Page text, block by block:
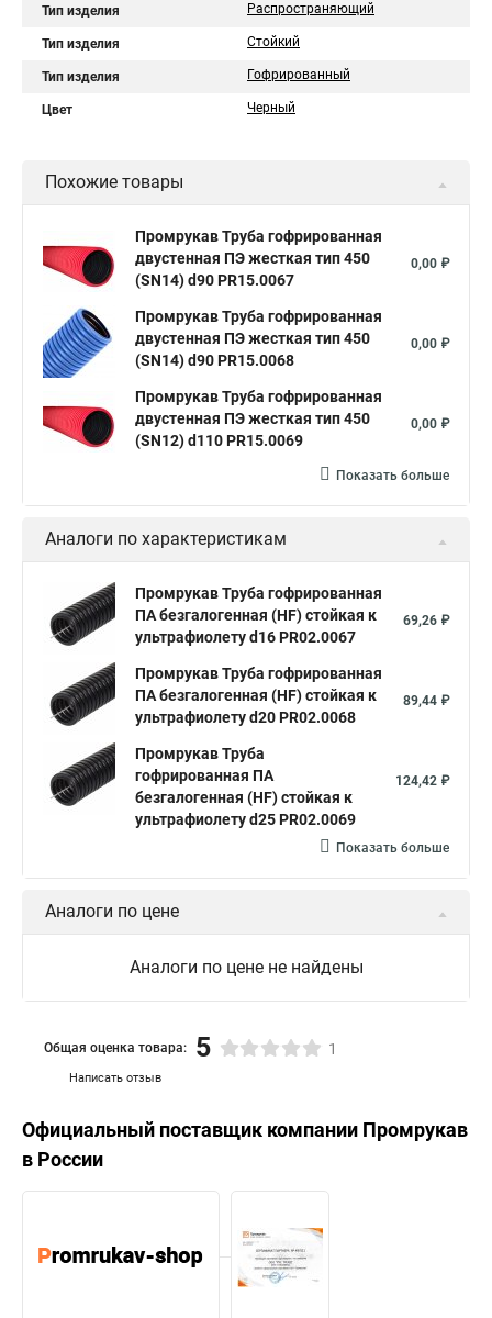
Тип изделия Распространяющий
Тип изделия Стойкий
Тип изделия Гофрированный
Цвет Черный
Похожие товары
Промрукав Труба гофрированная
двустенная ПЭ жесткая тип 450
(SN14) d90 PR15.0067
0,00 ₽
Промрукав Труба гофрированная
двустенная ПЭ жесткая тип 450
(SN14) d90 PR15.0068
0,00 ₽
Промрукав Труба гофрированная
двустенная ПЭ жесткая тип 450
(SN12) d110 PR15.0069
0,00 ₽
Показать больше
Аналоги по характеристикам
Промрукав Труба гофрированная
ПА безгалогенная (HF) стойкая к
ультрафиолету d16 PR02.0067
69,26 ₽
Промрукав Труба гофрированная
ПА безгалогенная (HF) стойкая к
ультрафиолету d20 PR02.0068
89,44 ₽
Промрукав Труба
гофрированная ПА
безгалогенная (HF) стойкая к
ультрафиолету d25 PR02.0069
124,42 ₽
Показать больше
Аналоги по цене
Аналоги по цене не найдены
Написать отзыв
Общая оценка товара: 5 1
Официальный поставщик компании Промрукав
в России